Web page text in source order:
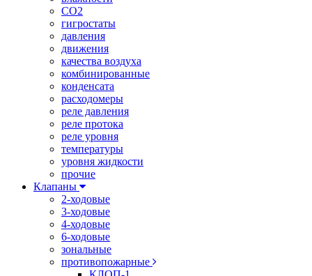
CO2
гигростаты
давления
движения
качества воздуха
комбинированные
конденсата
расходомеры
реле давления
реле протока
реле уровня
температуры
уровня жидкости
прочие
Клапаны
2-ходовые
3-ходовые
4-ходовые
6-ходовые
зональные
противопожарные